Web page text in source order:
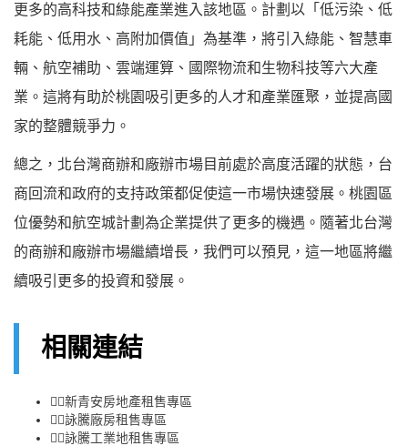
更多的高科技和綠能產業進入該地區。計劃以「低污染、低
耗能、低用水、高附加價值」為基準，將引入綠能、智慧車
輛、航空補助、雲端運算、國際物流和生物科技等六大產
業。這將有助於桃園吸引更多的人才和產業匯聚，並提高國
家的整體競爭力。
總之，北台灣商辦和廠辦市場目前處於高度活躍的狀態，台
商回流和政府的支持政策都促使這一市場快速發展。桃園區
位優勢和航空城計劃為企業提供了更多的機遇。隨著北台灣
的商辦和廠辦市場繼續增長，我們可以預見，這一地區將繼
續吸引更多的投資和發展。
相關連結
👉🏻新青安房地產租售專區
👉🏻詠騰廠房租售專區
👉🏻詠騰工業地租售專區